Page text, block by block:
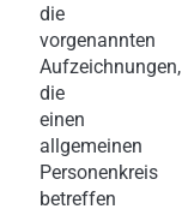
die
vorgenannten
Aufzeichnungen,
die
einen
allgemeinen
Personenkreis
betreffen